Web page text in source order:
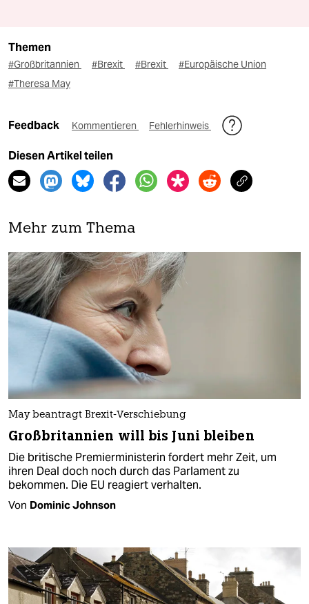
Themen
#Großbritannien #Brexit #Brexit
#Europäische Union
#Theresa May
Feedback Kommentieren Fehlerhinweis
Diesen Artikel teilen
Mehr zum Thema
May beantragt Brexit-Verschiebung
Großbritannien will bis Juni bleiben
Die britische Premierministerin fordert mehr Zeit, um
ihren Deal doch noch durch das Parlament zu
bekommen. Die EU reagiert verhalten.
Von Dominic Johnson